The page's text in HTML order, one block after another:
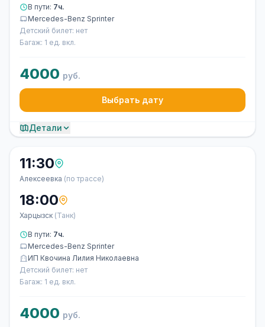
В пути: 7ч.
Mercedes-Benz Sprinter
Детский билет: нет
Багаж: 1 ед. вкл.
4000 руб.
Выбрать дату
Детали
11:30
Алексеевка (по трассе)
18:00
Харцызск (Танк)
В пути: 7ч.
Mercedes-Benz Sprinter
ИП Квочина Лилия Николаевна
Детский билет: нет
Багаж: 1 ед. вкл.
4000 руб.